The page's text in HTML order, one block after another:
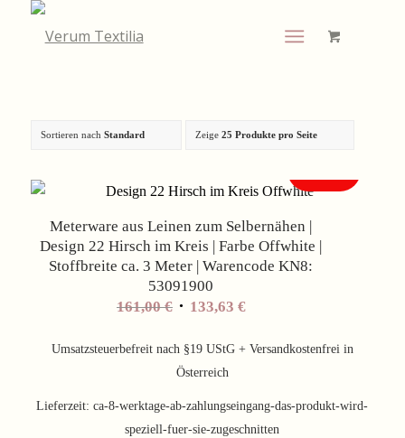
Sortieren nach Standard Zeige 25 Produkte pro Seite
Meterware aus Leinen zum Selbernähen |
Design 22 Hirsch im Kreis | Farbe Offwhite |
Stoffbreite ca. 3 Meter | Warencode KN8:
53091900
161,00€ Ursprünglicher
war:
161,00 €
133,63 €Aktueller
ist:
Umsatzsteuerbefreit nach §19 UStG + Versandkostenfrei in
Österreich
Lieferzeit:ca-8-werktage-ab-zahlungseingang-das-produkt-wird-
speziell-fuer-sie-zugeschnitten